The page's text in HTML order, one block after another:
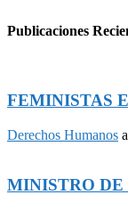
Publicaciones
FEMINISTAS
Derechos Humanos
MINISTRO DE